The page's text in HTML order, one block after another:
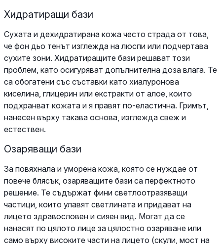
Хидратиращи бази
Сухата и дехидратирана кожа често страда от това,
че фон дьо тенът изглежда на люспи или подчертава
сухите зони. Хидратиращите бази решават този
проблем, като осигуряват допълнителна доза влага. Те
са обогатени със съставки като хиалуронова
киселина, глицерин или екстракти от алое, които
подхранват кожата и я правят по-еластична. Гримът,
нанесен върху такава основа, изглежда свеж и
естествен.
Озаряващи бази
За повяхнала и уморена кожа, която се нуждае от
повече блясък, озаряващите бази са перфектното
решение. Те съдържат фини светлоотразяващи
частици, които улавят светлината и придават на
лицето здравословен и сияен вид. Могат да се
нанасят по цялото лице за цялостно озаряване или
само върху високите части на лицето (скули, мост на